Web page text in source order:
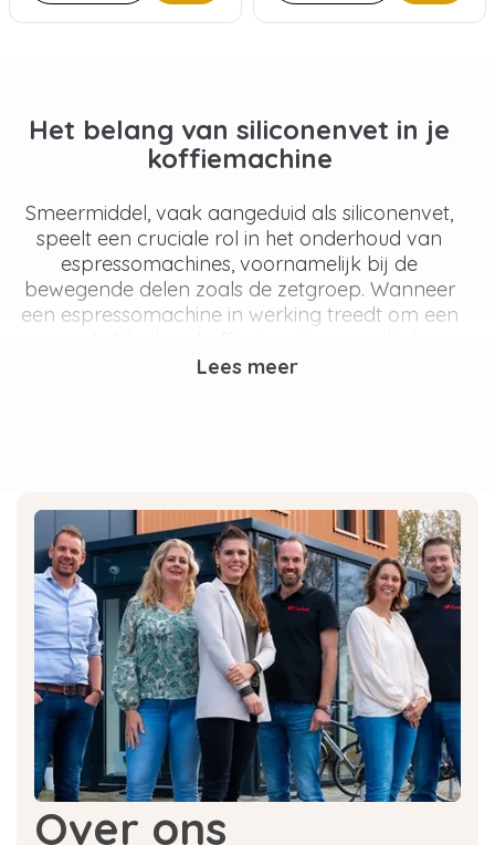
Het belang van siliconenvet in je
koffiemachine
Smeermiddel, vaak aangeduid als siliconenvet,
speelt een cruciale rol in het onderhoud van
espressomachines, voornamelijk bij de
bewegende delen zoals de zetgroep. Wanneer
een espressomachine in werking treedt om een
zetgroep intensief gebruikt. Om dit proces
Eccellente.be
Op Eccellente.be vind je een uitgebreid
assortiment aan smeermiddelen die geschikt
zijn voor ieder type volautomatische
koffiemachine. Onze selectie van
smeermiddelen is universeel inzetbaar voor alle
koffiemachines met een uitneembare zetgroep.
Het grote voordeel van ons siliconenvet is dat
het geen geur of smaak achterlaat, wat het
ideaal maakt voor gebruik in koffiemachines.
Wij van Eccellente.be zorgen er altijd voor dat
Lees meer
Over ons